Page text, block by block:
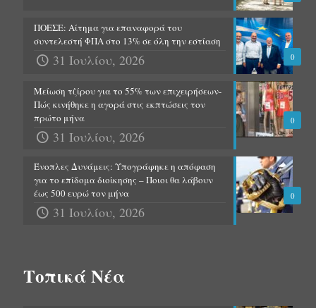
0
ΠΟΕΣΕ: Αίτημα για επαναφορά του
συντελεστή ΦΠΑ στο 13% σε όλη την εστίαση
31 Ιουλίου, 2026
0
Μείωση τζίρου για το 55% των επιχειρήσεων-
Πώς κινήθηκε η αγορά στις εκπτώσεις τον
πρώτο μήνα
31 Ιουλίου, 2026
0
Ένοπλες Δυνάμεις: Υπογράφηκε η απόφαση
για το επίδομα διοίκησης – Ποιοι θα λάβουν
έως 500 ευρώ τον μήνα
31 Ιουλίου, 2026
Τοπικά Νέα